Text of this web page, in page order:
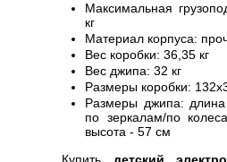
Максимальная
кг
Материал корпуса:
Вес коробки: 36,35 кг
Вес джипа: 32 кг
Размеры коробки:
Размеры джипа:
по зеркалам/по
высота - 57 см